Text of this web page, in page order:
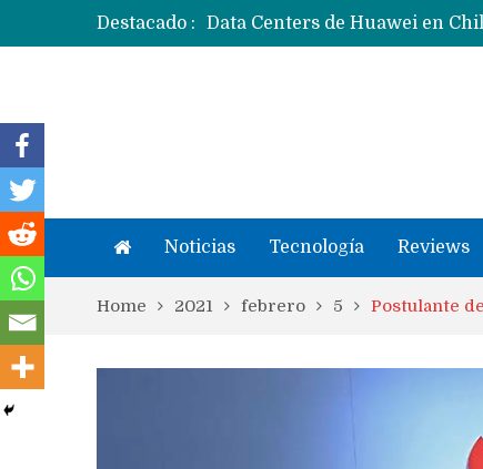
Destacado :
Noticias Tecnología Reviews
Home 2021 febrero 5 Postulante